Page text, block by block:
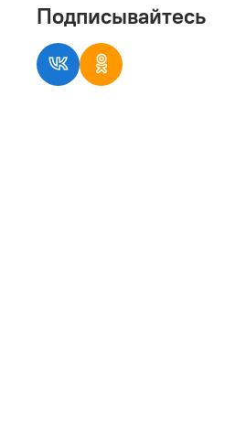
Подписывайтесь